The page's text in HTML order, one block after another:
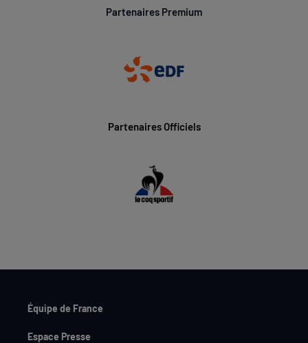
Partenaires Premium
Partenaires Officiels
Équipe de France
Espace Presse